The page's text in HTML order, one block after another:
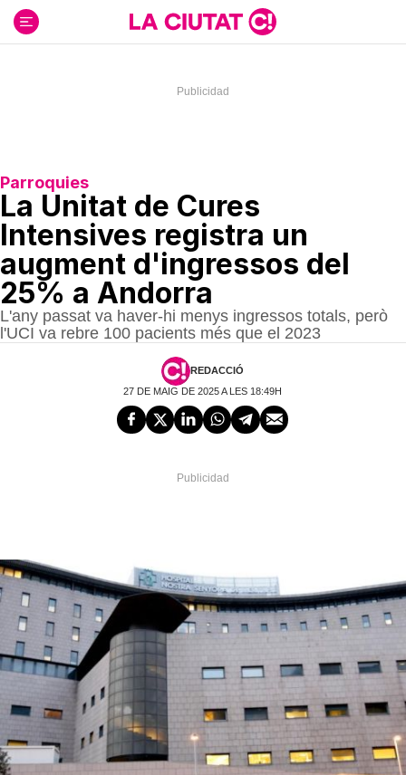
contenido
Parroquies
La Unitat de Cures
Intensives registra un
augment d'ingressos del
25% a Andorra
L'any passat va haver-hi menys ingressos totals, però
l'UCI va rebre 100 pacients més que el 2023
REDACCIÓ
27 DE MAIG DE 2025 A LES 18:49H